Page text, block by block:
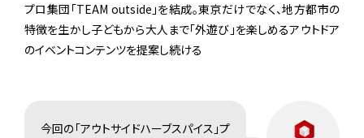
プロ集団「TEAM outside」を結成。東京だけでなく、地方都市の
特徴を生かし子どもから大人まで「外遊び」を楽しめるアウトドア
のイベントコンテンツを提案し続ける
今回の「アウトサイドハーブスパイス」プ